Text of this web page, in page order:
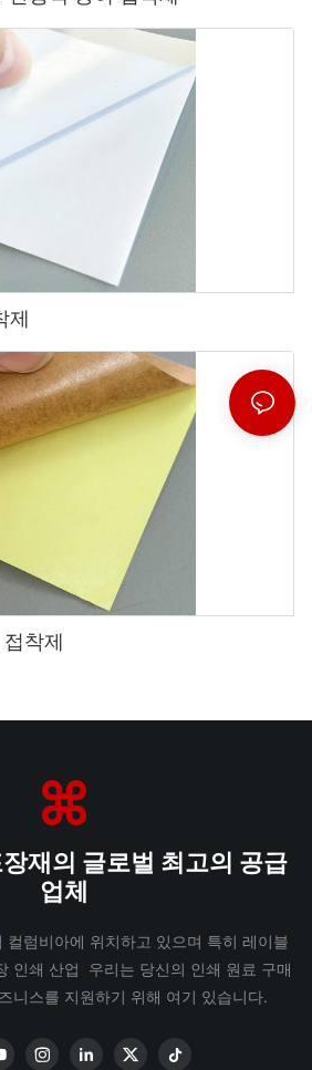
제
착제
재의 글로벌 최고의 공급
업체
컬럼비아에 위치하고 있으며 특히 레이블
인쇄 산업 우리는 당신의 인쇄 원료 구매
니스를 지원하기 위해 여기 있습니다.